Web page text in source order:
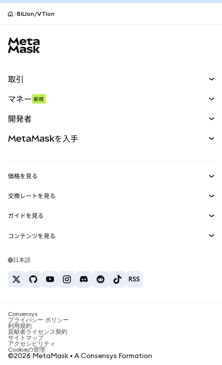
BILIon/VTIon
取引
パーペチュアル
RWA
マネー 新規
開発者
MetaMask Connect
Snaps
Web3サービス
MetaMaskを入手
セキュリティ
サポート
キャリア
お問い合わせ
価格を見る
イーサリアムの価格
Solanaの価格
Tetherの価格
交換レートを見る
ETH→USD
USDT→INR
BTC→INR
ETH→USDT
ガイドを見る
ETHの購入
USDTの購入
SHIBの購入
BNBの購入
コンテンツを見る
Solanaウォレット
税制関連ニュース
暗号資産の購入方法は？
ビットコインを売るには？
日本語
Consensys
プライバシー ポリシー
利用規約
貢献者ライセンス契約
サイトマップ
アクセシビリティ
Cookieの管理
©2026 MetaMask • A Consensys Formation